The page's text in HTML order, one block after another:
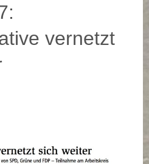
vernetzt